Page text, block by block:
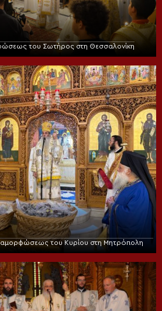
του Σωτήρος στη Θεσσαλονίκη
του Κυρίου στη Μητρόπολη